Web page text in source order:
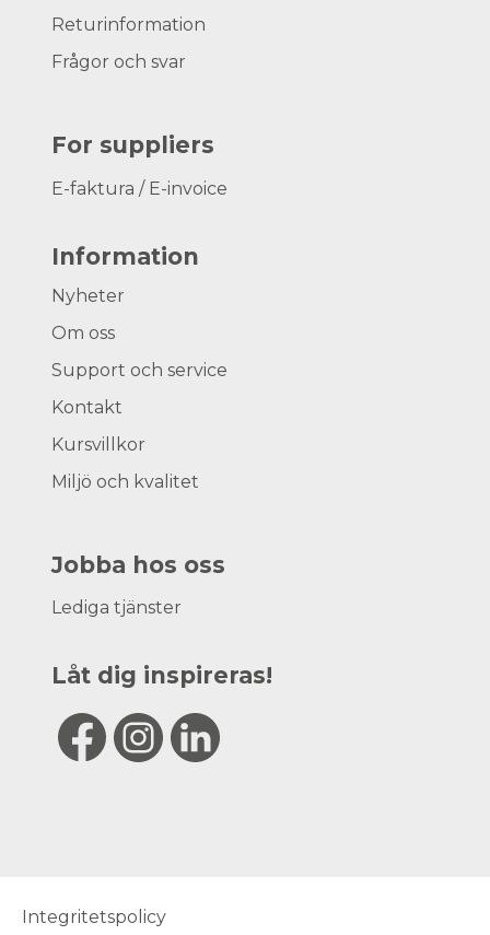
Returinformation
Frågor och svar
For suppliers
E-faktura / E-invoice
Information
Nyheter
Om oss
Support och service
Kontakt
Kursvillkor
Miljö och kvalitet
Jobba hos oss
Lediga tjänster
Låt dig inspireras!
Integritetspolicy